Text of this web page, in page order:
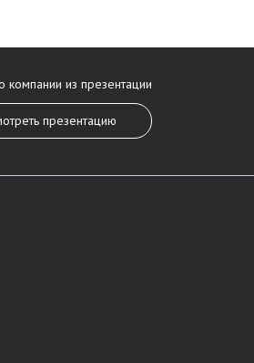
компании из презентации
презентацию